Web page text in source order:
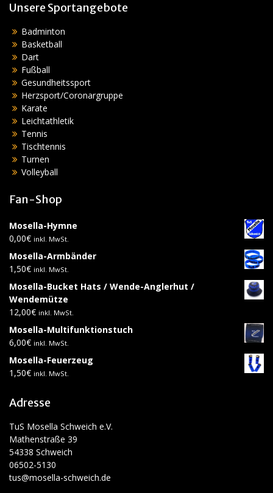
Unsere Sportangebote
Badminton
Basketball
Dart
Fußball
Gesundheitssport
Herzsport/Coronargruppe
Karate
Leichtathletik
Tennis
Tischtennis
Turnen
Volleyball
Fan-Shop
Mosella-Hymne
0,00€ inkl. MwSt.
Mosella-Armbänder
1,50€ inkl. MwSt.
Mosella-Bucket Hats / Wende-Anglerhut /
Wendemütze
12,00€ inkl. MwSt.
Mosella-Multifunktionstuch
6,00€ inkl. MwSt.
Mosella-Feuerzeug
1,50€ inkl. MwSt.
Adresse
TuS Mosella Schweich e.V.
Mathenstraße 39
54338 Schweich
06502-5130
tus@mosella-schweich.de